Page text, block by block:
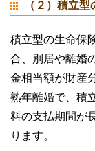
（２）積立
積立型の生命保
合、別居や離婚
金相当額が財産
熟年離婚で、積
料の支払期間が
ります。